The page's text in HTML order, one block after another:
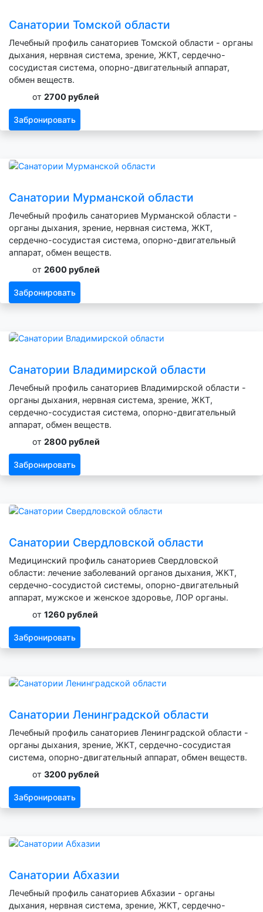
Санатории Томской области
Лечебный профиль санаториев Томской области - органы
дыхания, нервная система, зрение, ЖКТ, сердечно-
сосудистая система, опорно-двигательный аппарат,
обмен веществ.
от 2700 рублей
Забронировать
Санатории Мурманской области
Лечебный профиль санаториев Мурманской области -
органы дыхания, зрение, нервная система, ЖКТ,
сердечно-сосудистая система, опорно-двигательный
аппарат, обмен веществ.
от 2600 рублей
Забронировать
Санатории Владимирской области
Лечебный профиль санаториев Владимирской области -
органы дыхания, нервная система, зрение, ЖКТ,
сердечно-сосудистая система, опорно-двигательный
аппарат, обмен веществ.
от 2800 рублей
Забронировать
Санатории Свердловской области
Медицинский профиль санаториев Свердловской
области: лечение заболеваний органов дыхания, ЖКТ,
сердечно-сосудистой системы, опорно-двигательный
аппарат, мужское и женское здоровье, ЛОР органы.
от 1260 рублей
Забронировать
Санатории Ленинградской области
Лечебный профиль санаториев Ленинградской области -
органы дыхания, зрение, ЖКТ, сердечно-сосудистая
система, опорно-двигательный аппарат, обмен веществ.
от 3200 рублей
Забронировать
Санатории Абхазии
Лечебный профиль санаториев Абхазии - органы
дыхания, нервная система, зрение, ЖКТ, сердечно-